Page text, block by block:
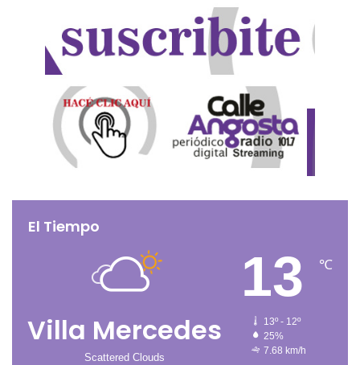
El Tiempo
Villa Mercedes
Scattered Clouds
13 ℃
13º - 12º
25%
7.68 km/h